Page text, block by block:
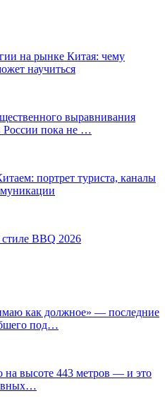
на рынке Китая: чему
научиться
выравнивания
России пока не …
портрет туриста, каналы
BBQ 2026
как должное» — последние
под…
на высоте 443 метров — и это